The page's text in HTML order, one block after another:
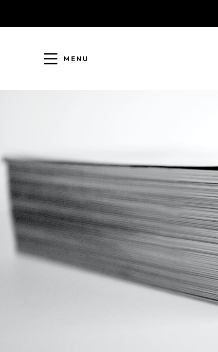
MENU
ASSOCIATIONS PISCINES